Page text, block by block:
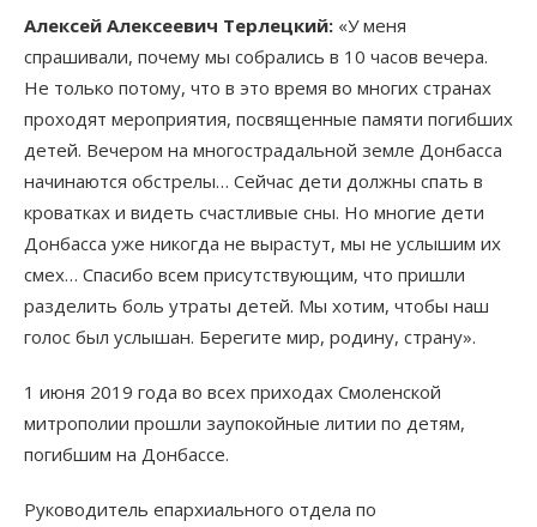
Алексей Алексеевич Терлецкий: «У меня
спрашивали, почему мы собрались в 10 часов вечера.
Не только потому, что в это время во многих странах
проходят мероприятия, посвященные памяти погибших
детей. Вечером на многострадальной земле Донбасса
начинаются обстрелы… Сейчас дети должны спать в
кроватках и видеть счастливые сны. Но многие дети
Донбасса уже никогда не вырастут, мы не услышим их
смех… Спасибо всем присутствующим, что пришли
разделить боль утраты детей. Мы хотим, чтобы наш
голос был услышан. Берегите мир, родину, страну».
1 июня 2019 года во всех приходах Смоленской
митрополии прошли заупокойные литии по детям,
погибшим на Донбассе.
Руководитель епархиального отдела по